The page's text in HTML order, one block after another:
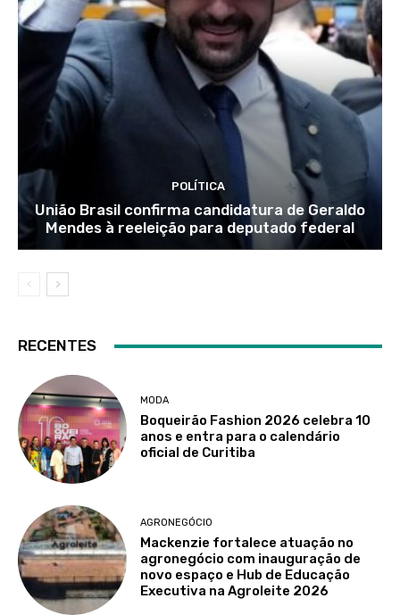
POLÍTICA
União Brasil confirma candidatura de Geraldo
Mendes à reeleição para deputado federal
RECENTES
MODA
Boqueirão Fashion 2026 celebra 10
anos e entra para o calendário
oficial de Curitiba
AGRONEGÓCIO
Mackenzie fortalece atuação no
agronegócio com inauguração de
novo espaço e Hub de Educação
Executiva na Agroleite 2026